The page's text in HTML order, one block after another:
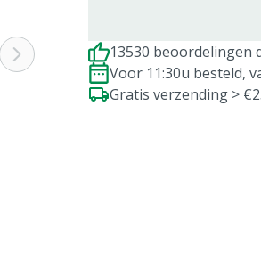
13530 beoordelingen
Voor 11:30u besteld,
Gratis verzending >